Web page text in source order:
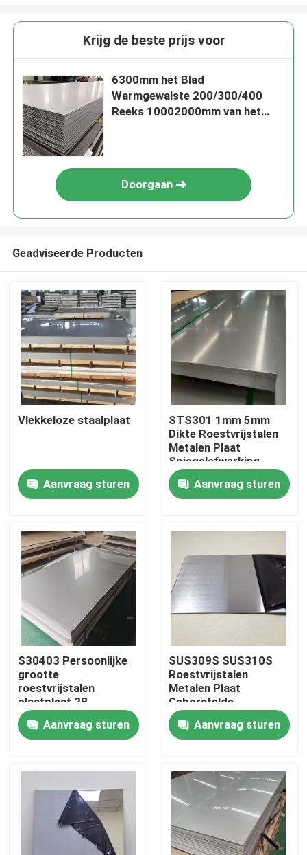
Producten
Videos
Fabrieksreis
Kwaliteitscontrole
Contacteer ons
Gevallen
ss naadloze buis
Krijg de beste prijs voor
6300mm het Blad
Warmgewalste 200/300/400
Reeks 10002000mm van het
Doorgaan
Geadviseerde Producten
Vlekkeloze staalplaat
Aanvraag sturen
STS301 1mm 5mm
Dikte Roestvrijstalen
Metalen Plaat
Spiegelafwerking
Koudwalsen Polijsten
Slijtvastheid
Aanvraag sturen
S30403 Persoonlijke
grootte
roestvrijstalen
plaatplaat 2B
Afwerking
koudgewalst polijst
voor huishoudelijke
Aanvraag sturen
SUS309S SUS310S
Roestvrijstalen
Metalen Plaat
Geborstelde
Afwerking Koud Voor
Bouwconstructies
Aanvraag sturen